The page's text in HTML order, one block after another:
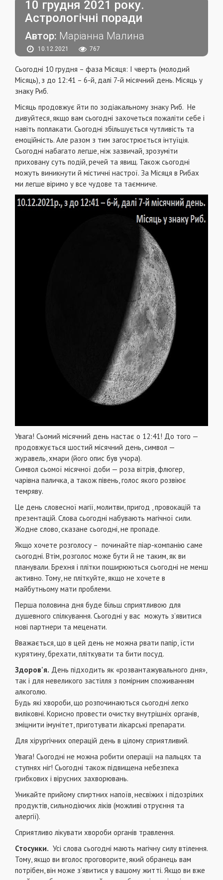
10 грудня 2021 року.
Астрологічні поради
Автор: Маріанна Малина
10.12.2021 767
Сьогодні 10 грудня – фаза Місяця: I чверть (молодий
Місяць), з до 12:41 – 6-й, далі 7-й місячний день. Місяць у
знаку Риб.
Місяць продовжує йти по зодіакальному знаку Риб. Не
дивуйтеся, якщо вам сьогодні захочеться пожаліти себе і
навіть поплакати. Сьогодні збільшується чутливість та
емоційність. Але разом з тим загострюється інтуїція.
Сьогодні набагато легше, ніж зазвичай, зрозуміти
приховану суть подій, речей та явищ. Також сьогодні
можуть виникнути й містичні настрої. За Місяця в Рибах
ми легше віримо у все чудове та таємниче.
Увага! Сьомий місячний день настає о 12:41! До того —
продовжується шостий місячний день, символ —
журавель, хмари (його опис був учора).
Символ сьомої місячної доби — роза вітрів, флюгер,
чарівна паличка, а також півень, голос якого розвіює
темряву.
Це день словесної магії, молитви, пригод , провокацій та
презентацій. Слова сьогодні набувають магічної сили.
Жодне слово, сказане сьогодні, не пропаде.
Якщо хочете розголосу – починайте піар-компанію саме
сьогодні. Втім, розголос може бути й не таким, як ви
планували. Брехня і плітки поширюються сьогодні не менш
активно. Тому, не пліткуйте, якщо не хочете в
майбутньому мати проблеми.
Перша половина дня буде більш сприятливою для
душевного спілкування. Сьогодні у вас можуть з’явитися
нові партнери та меценати.
Вважається, що в цей день не можна рвати папір, їсти
курятину, брехати, пліткувати та бити посуд.
Здоров'я. День підходить як «розвантажувального дня»,
так і для невеликого застілля з помірним споживанням
алкоголю.
Будь які хвороби, що розпочинаються сьогодні легко
виліковні. Корисно провести очистку внутрішніх органів,
зміцнити імунітет, приготувати лікарські препарати.
Для хірургічних операцій день в цілому сприятливий.
Увага! Сьогодні не можна робити операції на пальцях та
ступнях ніг! Сьогодні також підвищена небезпека
грибкових і вірусних захворювань.
Уникайте прийому спиртних напоїв, несвіжих і підозрілих
продуктів, сильнодіючих ліків (можливі отруєння та
алергії).
Сприятливо лікувати хвороби органів травлення.
Стосунки. Усі слова сьогодні мають магічну силу втілення.
Тому, якщо ви вголос проговорите, який обранець вам
потрібен, він може з’явитися у вашому житті. Якщо ви вже